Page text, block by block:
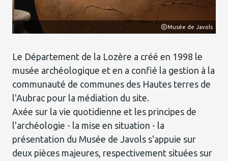
Musée de Javols
Le Département de la Lozère a créé en 1998 le
musée archéologique et en a confié la gestion à la
communauté de communes des Hautes terres de
l'Aubrac pour la médiation du site.
Axée sur la vie quotidienne et les principes de
l'archéologie - la mise en situation - la
présentation du Musée de Javols s'appuie sur
deux pièces majeures, respectivement situées sur